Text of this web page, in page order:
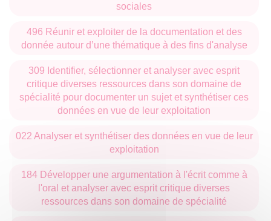
sociales
496 Réunir et exploiter de la documentation et des
donnée autour d’une thématique à des fins d'analyse
309 Identifier, sélectionner et analyser avec esprit
critique diverses ressources dans son domaine de
spécialité pour documenter un sujet et synthétiser ces
données en vue de leur exploitation
022 Analyser et synthétiser des données en vue de leur
exploitation
184 Développer une argumentation à l'écrit comme à
l'oral et analyser avec esprit critique diverses
ressources dans son domaine de spécialité